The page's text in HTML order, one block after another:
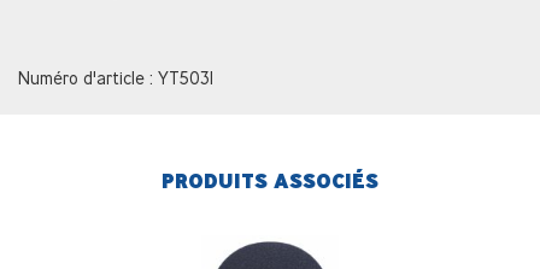
Numéro d'article : YT5031
PRODUITS ASSOCIÉS